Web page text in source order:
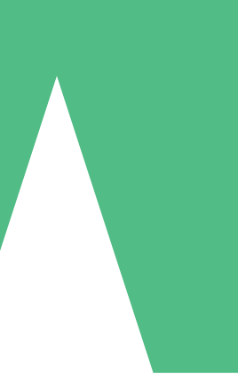
5 Descargas
15